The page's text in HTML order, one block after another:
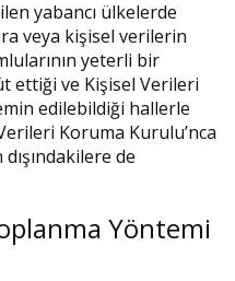
yabancı ülkelerde
veya kişisel verilerin
yeterli bir
ettiği ve Kişisel Verileri
edilebildiği hallerle
Koruma Kurulu’nca
de
Yöntemi